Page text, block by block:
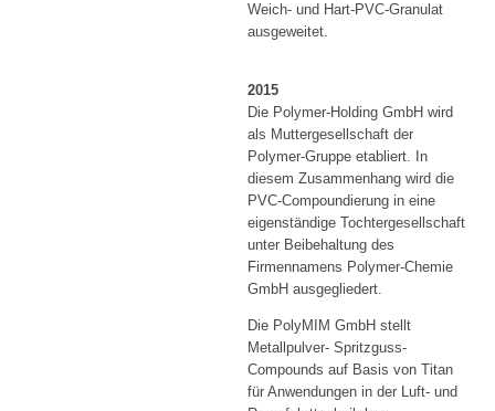
Weich- und Hart-PVC-Granulat
ausgeweitet.
2015
Die Polymer-Holding GmbH wird
als Muttergesellschaft der
Polymer-Gruppe etabliert. In
diesem Zusammenhang wird die
PVC-Compoundierung in eine
eigenständige Tochtergesellschaft
unter Beibehaltung des
Firmennamens Polymer-Chemie
GmbH ausgegliedert.
Die PolyMIM GmbH stellt
Metallpulver- Spritzguss-
Compounds auf Basis von Titan
für Anwendungen in der Luft- und